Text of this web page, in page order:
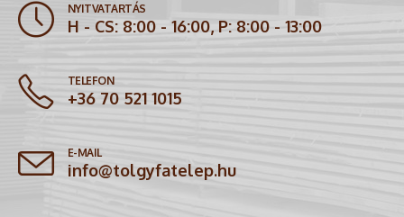
NYITVATARTÁS
H - CS: 8:00 - 16:00, P: 8:00 - 13:00
TELEFON
+36 70 521 1015
E-MAIL
info@tolgyfatelep.hu